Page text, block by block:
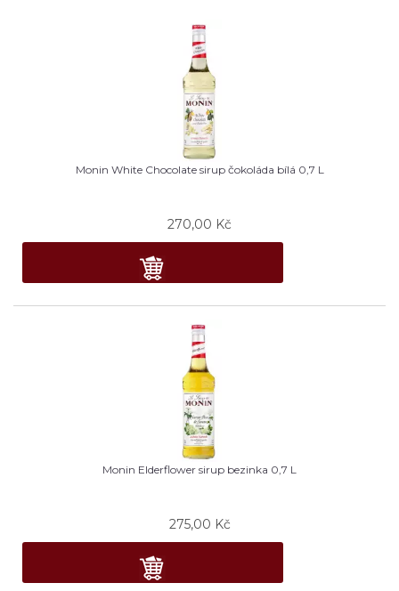
Monin White Chocolate sirup čokoláda bílá 0,7 L
270,00 Kč
Monin Elderflower sirup bezinka 0,7 L
275,00 Kč